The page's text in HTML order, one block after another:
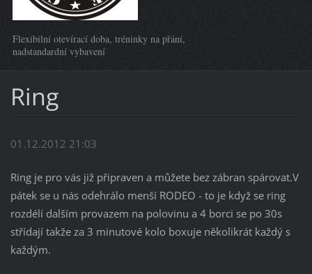
Flexibilní otevírací doba, tréninky na přání,
nadstandardní vybavení
Ring
01.12.2012 21:03
Ring je pro vás již připraven a můžete bez zábran spárovat.V
pátek se u nás odehrálo menší RODEO - to je když se ring
rozdélí dalším provazem na polovinu a 4 borci se po 30s
střídají takže za 3 minutové kolo boxuje několikrát každý s
každým.